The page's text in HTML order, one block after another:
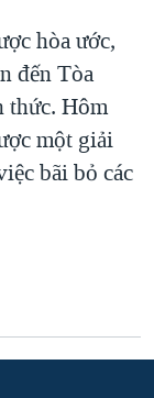
SÂM
THÔN MỸ
hòa ước,
đến Tòa
thức. Hôm
một giải
bãi bỏ các